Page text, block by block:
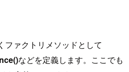
ファクトリメソッドとして
などを定義します。ここでも